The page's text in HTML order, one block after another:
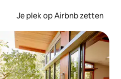
Je plek op Airbnb zetten